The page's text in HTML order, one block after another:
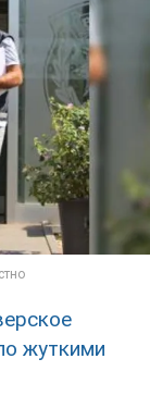
жуткими